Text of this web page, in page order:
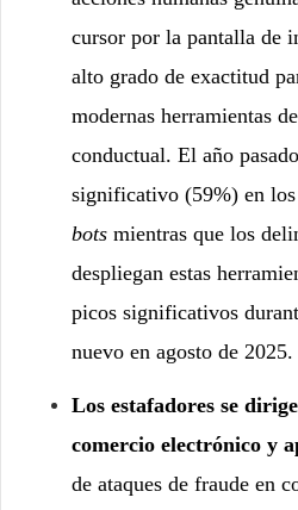
cursor por la pantalla de
alto grado de exactitud
modernas herramientas
conductual. El año
significativo (59%) en
bots mientras que los
despliegan estas
picos significativos
nuevo en agosto de 2025.
Los estafadores se
comercio electrónico y
de ataques de fraude en